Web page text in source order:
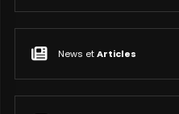
News etArticles